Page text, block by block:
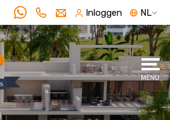
Inloggen NL